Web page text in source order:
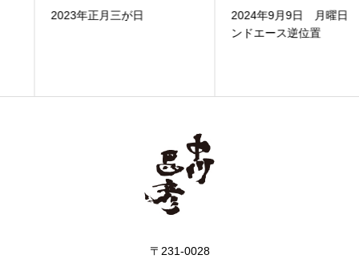
2023年正月三が日
2024年9月9日 月曜日 ワ
ンドエース逆位置
〒231-0028